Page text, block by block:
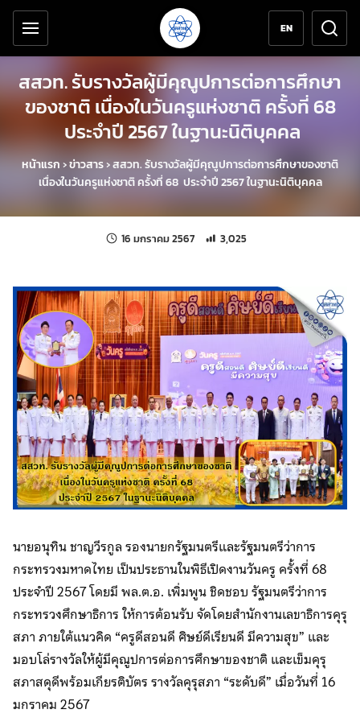
ข้ามไปยังเนื้อหาหลัก
เครื่องมือช่วยเหลือ
EN
สสวท. รับรางวัลผู้มีคุณูปการต่อการศึกษา
ของชาติ เนื่องในวันครูแห่งชาติ ครั้งที่ 68
ประจำปี 2567 ในฐานะนิติบุคคล
หน้าแรก›ข่าวสาร›สสวท. รับรางวัลผู้มีคุณูปการต่อการศึกษาของชาติ
เนื่องในวันครูแห่งชาติ ครั้งที่ 68 ประจำปี 2567 ในฐานะนิติบุคคล
16 มกราคม 2567 แก้ไขล่าสุดเมื่อ:
จำนวนการเข้าชม 3,025 ครั้ง
3,025
นายอนุทิน ชาญวีรกูล รองนายกรัฐมนตรีและรัฐมนตรีว่าการ
กระทรวงมหาดไทย เป็นประธานในพิธีเปิดงานวันครู ครั้งที่ 68
ประจำปี 2567 โดยมี พล.ต.อ. เพิ่มพูน ชิดชอบ รัฐมนตรีว่าการ
กระทรวงศึกษาธิการ ให้การต้อนรับ จัดโดยสำนักงานเลขาธิการคุรุ
สภา ภายใต้แนวคิด “ครูดีสอนดี ศิษย์ดีเรียนดี มีความสุข” และ
มอบโล่รางวัลให้ผู้มีคุณูปการต่อการศึกษาของชาติ และเข็มคุรุ
สภาสดุดีพร้อมเกียรติบัตร รางวัลคุรุสภา “ระดับดี” เมื่อวันที่ 16
มกราคม 2567